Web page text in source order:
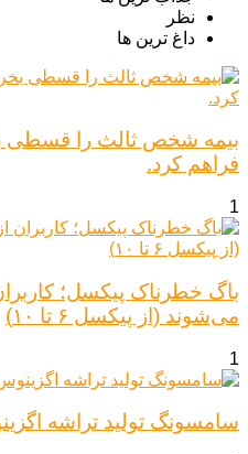
نظر
داغ ترین ها
بیمه شخص ثالث را قسطی
فراهم کرد.
1
می‌شوند (از پیکسل ۶ تا ۱۰)
1
سامسونگ تولید تراشه اگزینوس 2500 را